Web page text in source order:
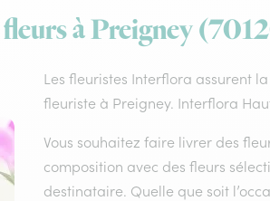
à Preigney
Les fleuristes Interflora assurent
fleuriste à Preigney. Interflora
Vous souhaitez faire livrer des
composition avec des fleurs
destinataire. Quelle que soit